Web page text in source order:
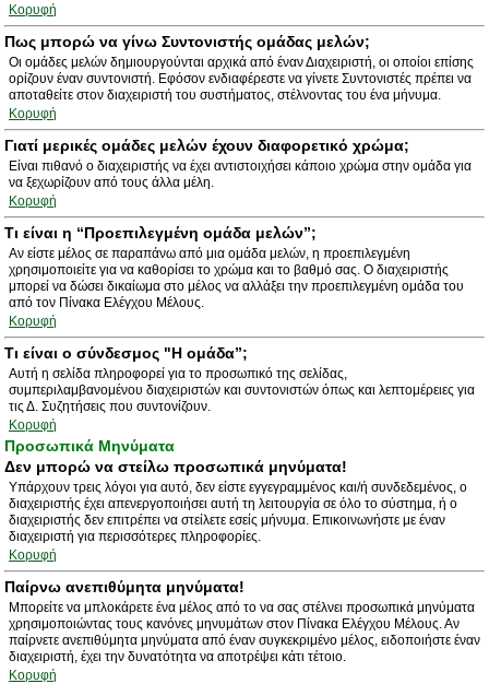
Κορυφή
Πως μπορώ να γίνω Συντονιστής ομάδας μελών;
Οι ομάδες μελών δημιουργούνται αρχικά από έναν Διαχειριστή, οι οποίοι επίσης
ορίζουν έναν συντονιστή. Εφόσον ενδιαφέρεστε να γίνετε Συντονιστές πρέπει να
αποταθείτε στον διαχειριστή του συστήματος, στέλνοντας του ένα μήνυμα.
Κορυφή
Γιατί μερικές ομάδες μελών έχουν διαφορετικό χρώμα;
Είναι πιθανό ο διαχειριστής να έχει αντιστοιχήσει κάποιο χρώμα στην ομάδα για
να ξεχωρίζουν από τους άλλα μέλη.
Κορυφή
Τι είναι η “Προεπιλεγμένη ομάδα μελών”;
Αν είστε μέλος σε παραπάνω από μια ομάδα μελών, η προεπιλεγμένη
χρησιμοποιείτε για να καθορίσει το χρώμα και το βαθμό σας. Ο διαχειριστής
μπορεί να δώσει δικαίωμα στο μέλος να αλλάξει την προεπιλεγμένη ομάδα του
από τον Πίνακα Ελέγχου Μέλους.
Κορυφή
Τι είναι ο σύνδεσμος "Η ομάδα”;
Αυτή η σελίδα πληροφορεί για το προσωπικό της σελίδας,
συμπεριλαμβανομένου διαχειριστών και συντονιστών όπως και λεπτομέρειες για
τις Δ. Συζητήσεις που συντονίζουν.
Κορυφή
Προσωπικά Μηνύματα
Δεν μπορώ να στείλω προσωπικά μηνύματα!
Υπάρχουν τρεις λόγοι για αυτό, δεν είστε εγγεγραμμένος και/ή συνδεδεμένος, ο
διαχειριστής έχει απενεργοποιήσει αυτή τη λειτουργία σε όλο το σύστημα, ή ο
διαχειριστής δεν επιτρέπει να στείλετε εσείς μήνυμα. Επικοινωνήστε με έναν
διαχειριστή για περισσότερες πληροφορίες.
Κορυφή
Παίρνω ανεπιθύμητα μηνύματα!
Μπορείτε να μπλοκάρετε ένα μέλος από το να σας στέλνει προσωπικά μηνύματα
χρησιμοποιώντας τους κανόνες μηνυμάτων στον Πίνακα Ελέγχου Μέλους. Αν
παίρνετε ανεπιθύμητα μηνύματα από έναν συγκεκριμένο μέλος, ειδοποιήστε έναν
διαχειριστή, έχει την δυνατότητα να αποτρέψει κάτι τέτοιο.
Κορυφή